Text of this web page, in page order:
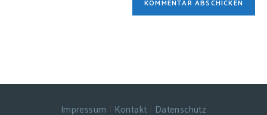
Impressum Kontakt Datenschutz